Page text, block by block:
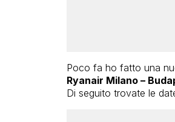
Poco fa ho fatto una
Ryanair Milano –
Di seguito trovate le